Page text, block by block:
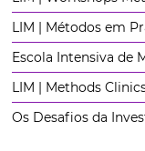
LIM | Métodos em
Escola Intensiva de
LIM | Methods
Os Desafios da